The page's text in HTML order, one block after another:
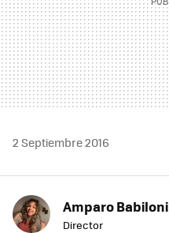
2 Septiembre 2016
Amparo Babiloni
Director